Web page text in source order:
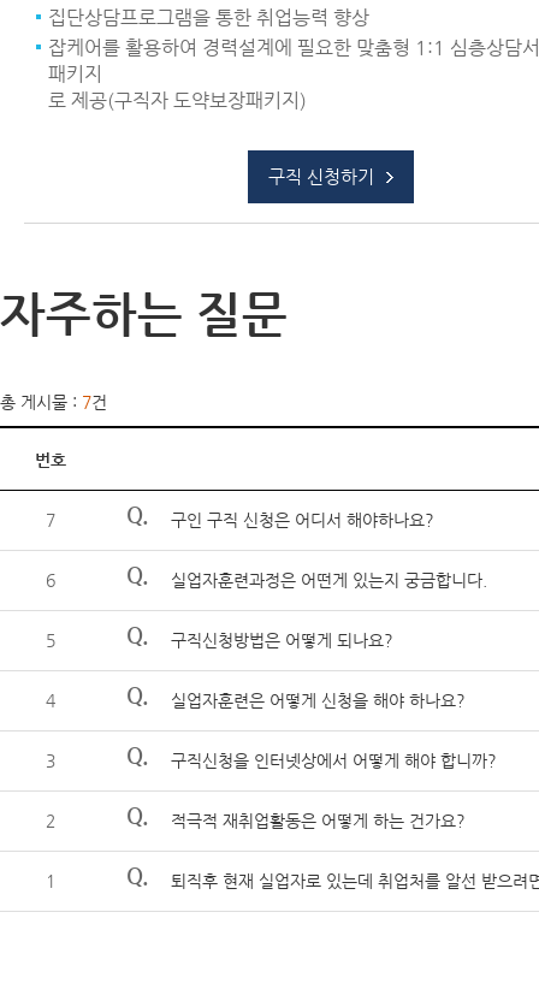
집단상담프로그램을 통한 취업능력 향상
잡케어를 활용하여 경력설계에 필요한 맞춤형 1:1 심층상담
패키지
로 제공(구직자 도약보장패키지)
구직 신청하기
자주하는 질문
총 게시물 : 7건
번호
7 Q. 구인 구직 신청은 어디서 해야하나요?
6 Q. 실업자훈련과정은 어떤게 있는지 궁금합니다.
5 Q. 구직신청방법은 어떻게 되나요?
4 Q. 실업자훈련은 어떻게 신청을 해야 하나요?
3 Q. 구직신청을 인터넷상에서 어떻게 해야 합니까?
2 Q. 적극적 재취업활동은 어떻게 하는 건가요?
1 Q. 퇴직후 현재 실업자로 있는데 취업처를 알선 받으려